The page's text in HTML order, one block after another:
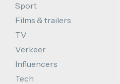
Sport
Films & trailers
TV
Verkeer
Influencers
Tech